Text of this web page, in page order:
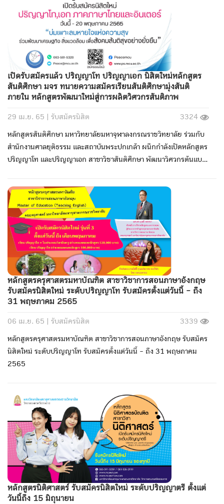
เปิดรับสมัครแล้ว ปริญญาโท ปริญญาเอก นิสิตใหม่หลักสูตร
สันติศึกษา มจร ทนายความสมัครเรียนสันติศึกษามุ่งสันติ
ภายใน หลักสูตรพัฒนาใหม่สู่การผลิตวิศวกรสันติภาพ
29 เม.ย. 65 | รับสมัครนิสิต 3324
หลักสูตรสันติศึกษา มหาวิทยาลัยมหาจุฬาลงกรณราชวิทยาลัย ร่วมกับ
สำนักงานศาลยุติธรรม และสถาบันพระปกเกล้า ผนึกกำลังเปิดหลักสูตร
ปริญญาโท และปริญญาเอก สาขาวิชาสันติศึกษา พัฒนาวิศวกรต้นแบบ
ภาพ โดยหลักสูตรที่น่าสนใจคือ จบปริญญาตรี สามารถเรียนต่อ
ปริญญาเอก ได้เลย
หลักสูตรครุศาสตรมหาบัณฑิต สาขาวิชาการสอนภาษาอังกฤษ
รับสมัครนิสิตใหม่ ระดับปริญญาโท รับสมัครตั้งแต่วันนี้ - ถึง
31 พฤษภาคม 2565
06 เม.ย. 65 | รับสมัครนิสิต 3339
หลักสูตรครุศาสตรมหาบัณฑิต สาขาวิชาการสอนภาษาอังกฤษ รับสมัคร
นิสิตใหม่ ระดับปริญญาโท รับสมัครตั้งแต่วันนี้ - ถึง 31 พฤษภาคม
2565
หลักสูตรนิติศาสตร์ รับสมัครนิสิตใหม่ ระดับปริญญาตรี ตั้งแต่
วันนี้ถึง 15 มิถุนายน